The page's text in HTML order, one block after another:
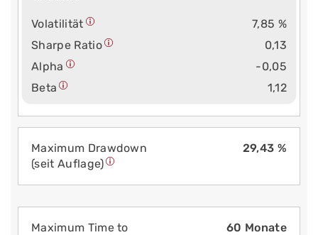
Volatilität
7,85 %
Sharpe Ratio
0,13
Alpha
-0,05
Beta
1,12
Maximum Drawdown
(seit Auflage)
29,43 %
Maximum Time to
60 Monate